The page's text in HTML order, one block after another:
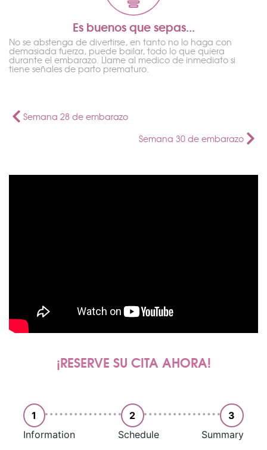
Es buenos que sepas...
No se abstenga de divertirse, en tanto no lo haga con
demasiada fuerza, puede bailar, todo lo que quiera
durante el embarazo. Llame al medico de inmediato si
tiene señales de parto prematuro.
Semana 28 de embarazo
Semana 30 de embarazo
¡RESERVE SU CITA AHORA!